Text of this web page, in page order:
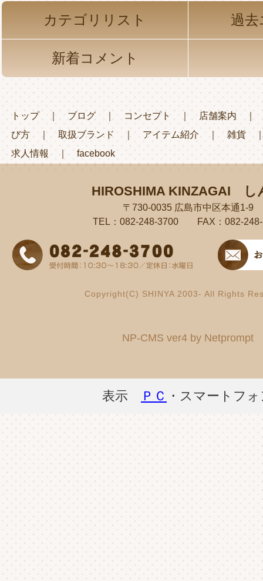
カテゴリリスト 過
新着コメント
トップ｜ ブログ コンセプト 店舗案内
び方 ｜ 取扱ブランド ｜ アイテム紹介 ｜ 雑貨
求人情報 ｜ facebook
HIROSHIMA KINZAGAI し
〒730-0035 広島市中区本通1-9
TEL：082-248-3700 FAX：082-248-
Copyright(C) SHINYA 2003- All Rights
NP-CMS ver4 by Netprompt
表示 ＰＣ ・スマートフ